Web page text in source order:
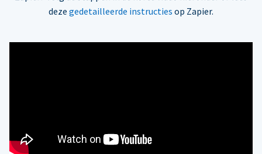
deze gedetailleerde instructies op Zapier.